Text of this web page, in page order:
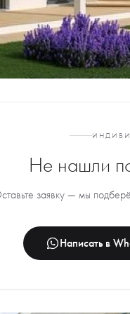
Не нашли
заявку — мы
Написать в